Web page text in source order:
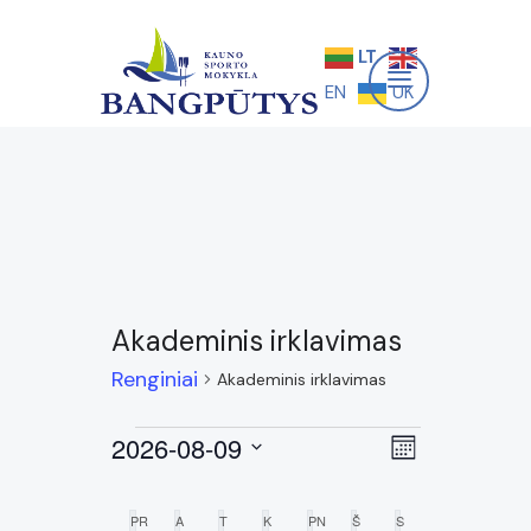
LT
EN
UK
Akademinis irklavimas
Renginiai Akademinis irklavimas
Views
Renginys
Navigation
Mėnuo
2026-08-09
datą
PR A T K PN Š S